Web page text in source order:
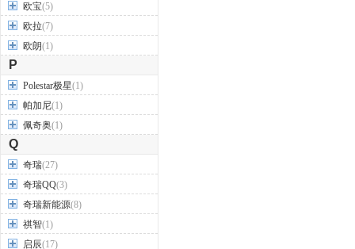
欧宝(5)
欧拉(7)
欧朗(1)
P
Polestar极星(1)
帕加尼(1)
佩奇奥(1)
Q
奇瑞(27)
奇瑞QQ(3)
奇瑞新能源(8)
祺智(1)
启辰(17)